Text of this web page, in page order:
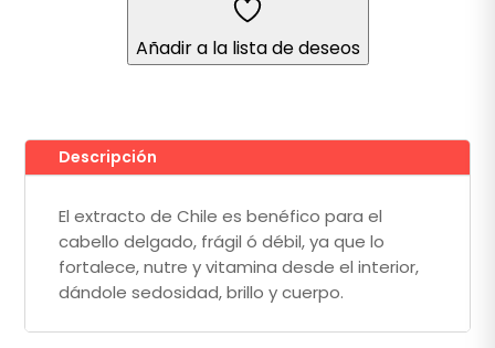
Añadir a la lista de deseos
Descripción
El extracto de Chile es benéfico para el
cabello delgado, frágil ó débil, ya que lo
fortalece, nutre y vitamina desde el interior,
dándole sedosidad, brillo y cuerpo.